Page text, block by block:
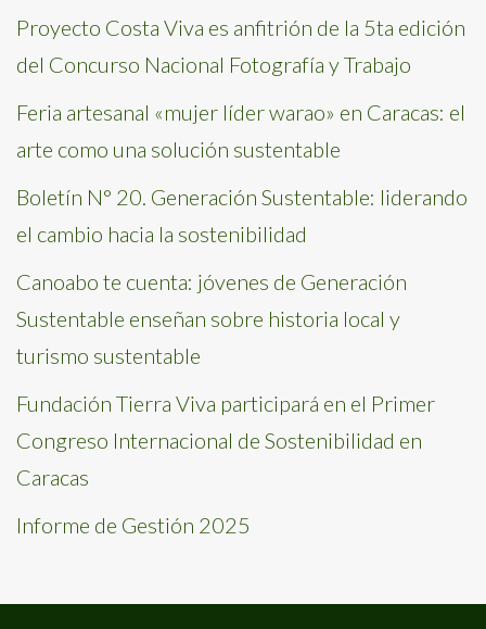
Proyecto Costa Viva es anfitrión de la 5ta edición
del Concurso Nacional Fotografía y Trabajo
Feria artesanal «mujer líder warao» en Caracas: el
arte como una solución sustentable
Boletín N° 20. Generación Sustentable: liderando
el cambio hacia la sostenibilidad
Canoabo te cuenta: jóvenes de Generación
Sustentable enseñan sobre historia local y
turismo sustentable
Fundación Tierra Viva participará en el Primer
Congreso Internacional de Sostenibilidad en
Caracas
Informe de Gestión 2025